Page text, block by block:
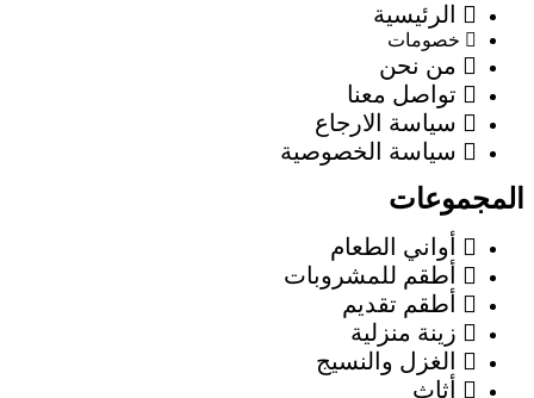
الرئيسية
خصومات
من نحن
تواصل معنا
سياسة الارجاع
سياسة الخصوصية
المجموعات
أواني الطعام
أطقم للمشروبات
أطقم تقديم
زينة منزلية
الغزل والنسيج
أثاث